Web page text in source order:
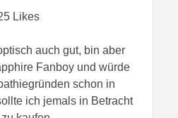
Likes
auch gut, bin aber
Fanboy und würde
schon in
ich jemals in Betracht